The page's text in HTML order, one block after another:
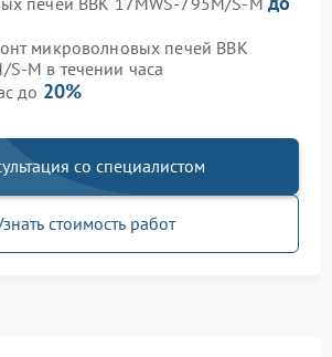
микроволновых печей BBK
M в течении часа
до 20%
со специалистом
стоимость работ